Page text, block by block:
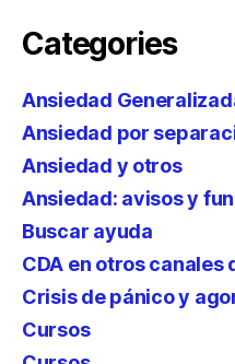
Categories
Ansiedad
Ansiedad por
Ansiedad y otros
Ansiedad: avisos y
Buscar ayuda
CDA en otros canales
Crisis de pánico y
Cursos